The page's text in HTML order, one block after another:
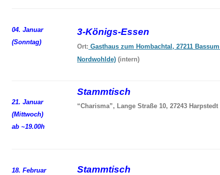
04. Januar
(Sonntag)
3-Königs-Essen
Ort: Gasthaus zum Hombachtal, 27211
Nordwohlde) (intern)
21. Januar
(Mittwoch)
ab ~19.00h
Stammtisch
“Charisma”, Lange Straße 10, 27243 Harpstedt
18. Februar
Stammtisch